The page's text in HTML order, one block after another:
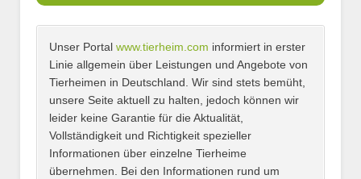
Name*
E-Mail*
Unser Portal www.tierheim.com informiert in erster
Linie allgemein über Leistungen und Angebote von
Tierheimen in Deutschland. Wir sind stets bemüht,
unsere Seite aktuell zu halten, jedoch können wir
leider keine Garantie für die Aktualität,
Vollständigkeit und Richtigkeit spezieller
Informationen über einzelne Tierheime
übernehmen. Bei den Informationen rund um